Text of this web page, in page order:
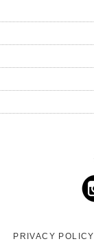
PRIVACY POLICY